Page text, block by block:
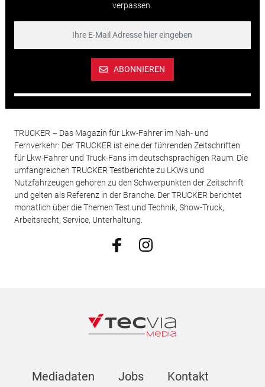
verpassen.
ABONNIEREN
TRUCKER – Das Magazin für Lkw-Fahrer im Nah- und
Fernverkehr: Der TRUCKER ist eine der führenden Zeitschriften
für Lkw-Fahrer und Truck-Fans im deutschsprachigen Raum. Die
umfangreichen TRUCKER Testberichte zu LKWs und
Nutzfahrzeugen gehören zu den Schwerpunkten der Zeitschrift
und gelten als Referenz in der Branche. Der TRUCKER berichtet
monatlich über die Themen Test und Technik, Show-Truck,
Arbeitsrecht, Service, Unterhaltung.
Mediadaten Jobs Kontakt